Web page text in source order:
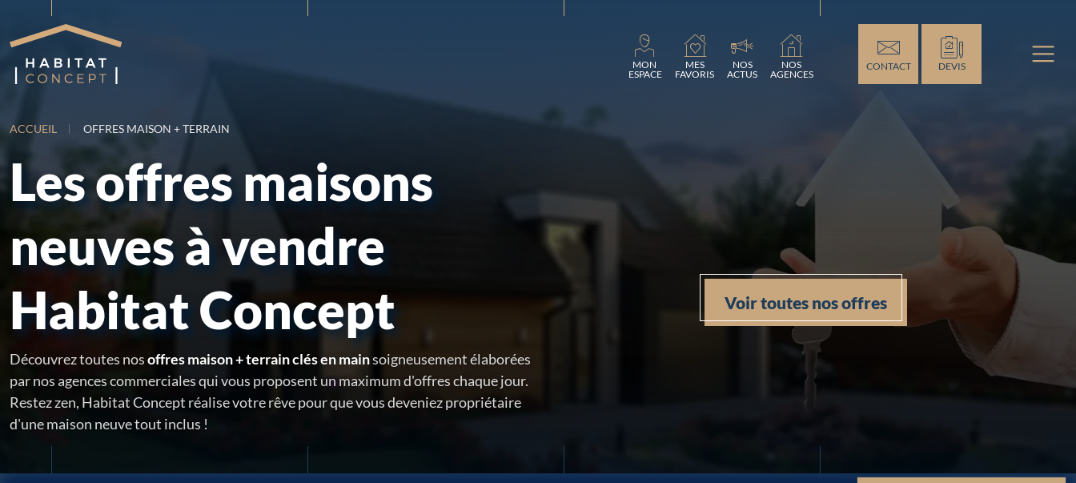
MON
ESPACE
Chargement...
MES
FAVORIS
NOS
ACTUS
NOS
AGENCES
CONTACT DEVIS
ACCUEIL OFFRES MAISON + TERRAIN
Les offres maisons
neuves à vendre
Habitat Concept
Découvrez toutes nosoffres maison + terrain clés en mainsoigneusement élaborées
par nos agences commerciales qui vous proposent un maximum d'offres chaque jour.
Restez zen, Habitat Concept réalise votre rêve pour que vous deveniez propriétaire
d'une maison neuve tout inclus !
Voir toutes nos offres